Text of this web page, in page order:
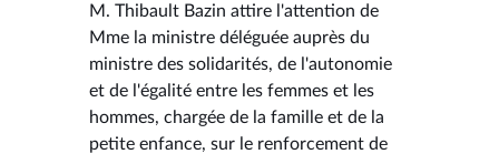
M. Thibault Bazin attire l'attention de
Mme la ministre déléguée auprès du
ministre des solidarités, de l'autonomie
et de l'égalité entre les femmes et les
hommes, chargée de la famille et de la
petite enfance, sur le renforcement de